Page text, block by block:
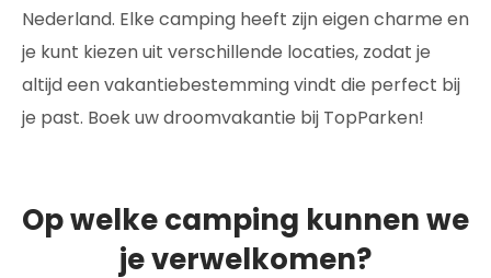
Nederland. Elke camping heeft zijn eigen charme en
je kunt kiezen uit verschillende locaties, zodat je
altijd een vakantiebestemming vindt die perfect bij
je past. Boek uw droomvakantie bij TopParken!
Op welke camping kunnen we
je verwelkomen?